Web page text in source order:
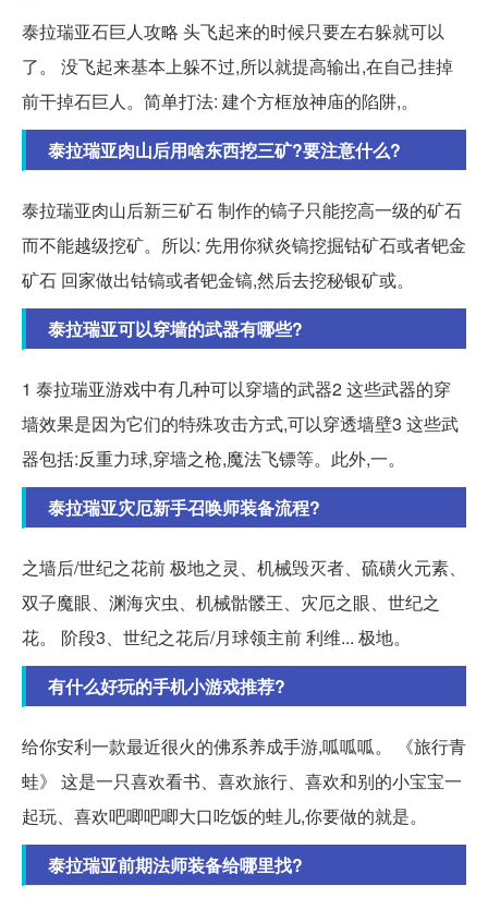
泰拉瑞亚石巨人攻略 头飞起来的时候只要左右躲就可以
了。 没飞起来基本上躲不过,所以就提高输出,在自己挂掉
前干掉石巨人。简单打法: 建个方框放神庙的陷阱,。
泰拉瑞亚肉山后用啥东西挖三矿?要注意什么?
泰拉瑞亚肉山后新三矿石 制作的镐子只能挖高一级的矿石
而不能越级挖矿。所以: 先用你狱炎镐挖掘钴矿石或者钯金
矿石 回家做出钴镐或者钯金镐,然后去挖秘银矿或。
泰拉瑞亚可以穿墙的武器有哪些?
1 泰拉瑞亚游戏中有几种可以穿墙的武器2 这些武器的穿
墙效果是因为它们的特殊攻击方式,可以穿透墙壁3 这些武
器包括:反重力球,穿墙之枪,魔法飞镖等。此外,一。
泰拉瑞亚灾厄新手召唤师装备流程?
之墙后/世纪之花前 极地之灵、机械毁灭者、硫磺火元素、
双子魔眼、渊海灾虫、机械骷髅王、灾厄之眼、世纪之
花。 阶段3、世纪之花后/月球领主前 利维... 极地。
有什么好玩的手机小游戏推荐?
给你安利一款最近很火的佛系养成手游,呱呱呱。 《旅行青
蛙》 这是一只喜欢看书、喜欢旅行、喜欢和别的小宝宝一
起玩、喜欢吧唧吧唧大口吃饭的蛙儿,你要做的就是。
泰拉瑞亚前期法师装备给哪里找?